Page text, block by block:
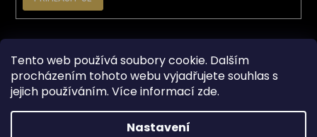
Tento web používá soubory cookie. Dalším
procházením tohoto webu vyjadřujete souhlas s
jejich používáním. Více informací zde.
Nastavení
Doprava
Garance originality